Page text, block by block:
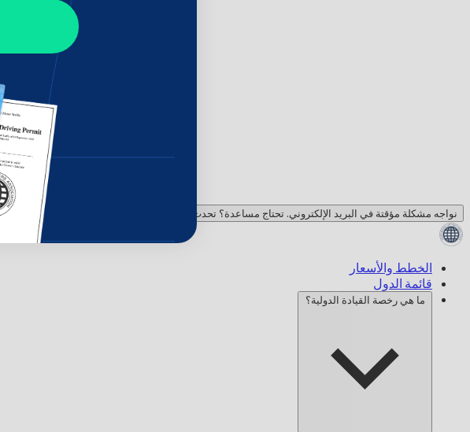
نواجه مشكلة مؤقتة في البريد الإلكتروني. تحتاج مساعدة؟ تحدث معنا!
الخطط والأسعار
قائمة الدول
ما هي رخصة القيادة الدولية؟